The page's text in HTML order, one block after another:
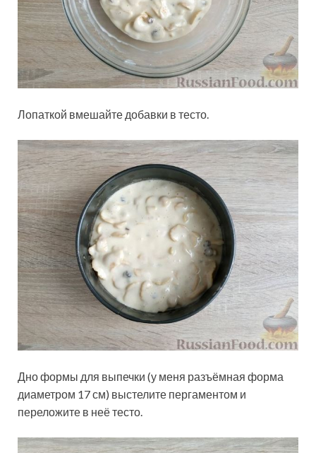
Лопаткой вмешайте добавки в тесто.
Дно формы для выпечки (у меня разъёмная форма
диаметром 17 см) выстелите пергаментом и
переложите в неё тесто.